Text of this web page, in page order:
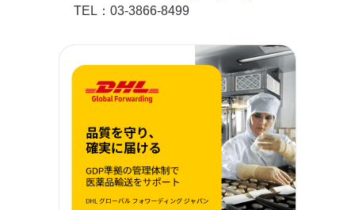
TEL：03-3866-8499